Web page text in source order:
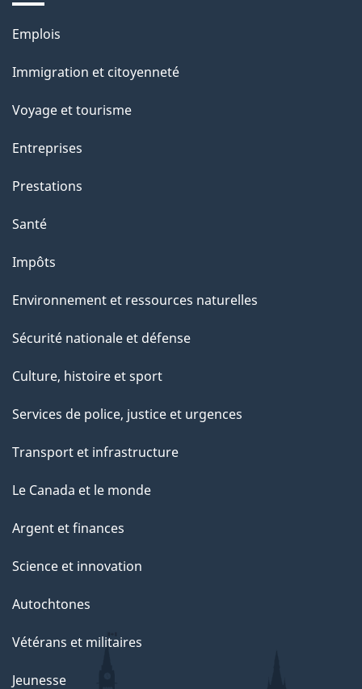
Thèmes
sujets
Emplois
Immigration et citoyenneté
Voyage et tourisme
Entreprises
Prestations
Santé
Impôts
Environnement et ressources naturelles
Sécurité nationale et défense
Culture, histoire et sport
Services de police, justice et urgences
Transport et infrastructure
Le Canada et le monde
Argent et finances
Science et innovation
Autochtones
Vétérans et militaires
Jeunesse